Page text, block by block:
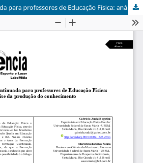
Formação continuada para professores de Educação Física: análise da produção do conhecimento